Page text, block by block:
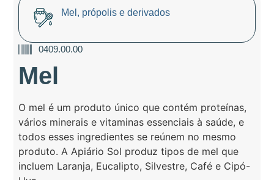
Mel, própolis e derivados
0409.00.00
Mel
O mel é um produto único que contém proteínas,
vários minerais e vitaminas essenciais à saúde, e
todos esses ingredientes se reúnem no mesmo
produto. A Apiário Sol produz tipos de mel que
incluem Laranja, Eucalipto, Silvestre, Café e Cipó-